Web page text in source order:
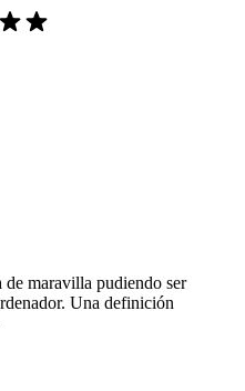
maravilla pudiendo ser
Una definición